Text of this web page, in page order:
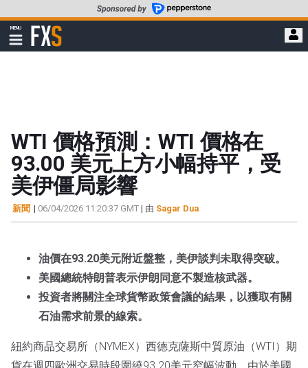
至
要
MENU
顯
示
FXStreet
WTI 價格預測：WTI 價格在
93.00 美元上方小幅持平，受
美伊僵局影響
新聞 | 06/04/2026 11:20:37 GMT | 由 Sagar Dua
油價在93.20美元附近盤整，美伊談判未取得突破。
美國總統特朗普表示伊朗同意不製造核武器。
投資者將關注全球貨幣政策會議的結果，以獲取有關
石油需求前景的線索。
紐約商品交易所（NYMEX）西德克薩斯中質原油（WTI）期